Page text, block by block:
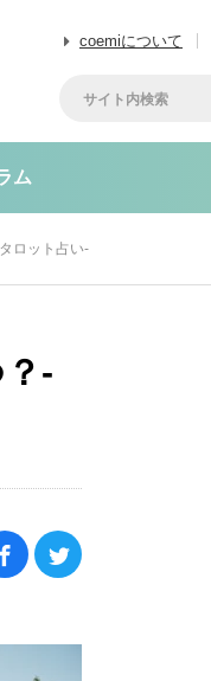
coemiについて
ム
ロット占い-
-